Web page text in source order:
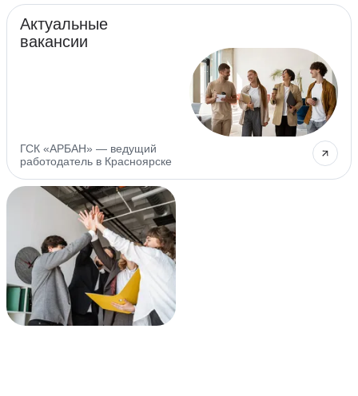
Актуальные
вакансии
ГСК «АРБАН» — ведущий
работодатель в Красноярске